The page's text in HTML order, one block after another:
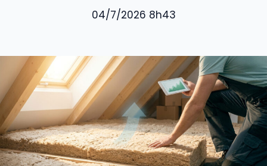
04/7/2026 8h43